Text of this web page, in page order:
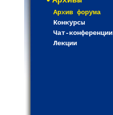
Архив форума
Конкурсы
Чат-конференции
Лекции